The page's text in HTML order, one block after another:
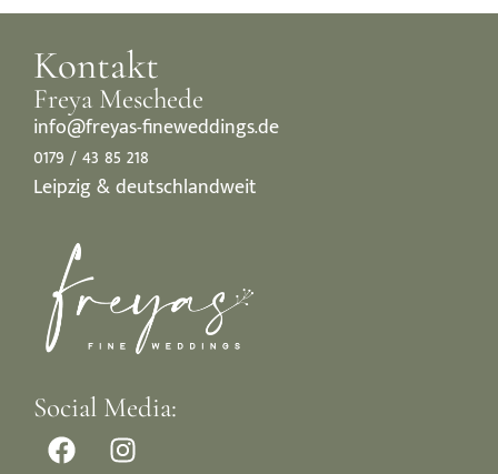
Kontakt
Freya Meschede
info@freyas-fineweddings.de
0179 / 43 85 218
Leipzig & deutschlandweit
Social Media: